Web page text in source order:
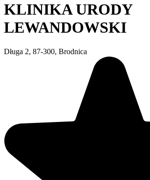
KLINIKA URODY
LEWANDOWSKI
Długa 2, 87-300, Brodnica